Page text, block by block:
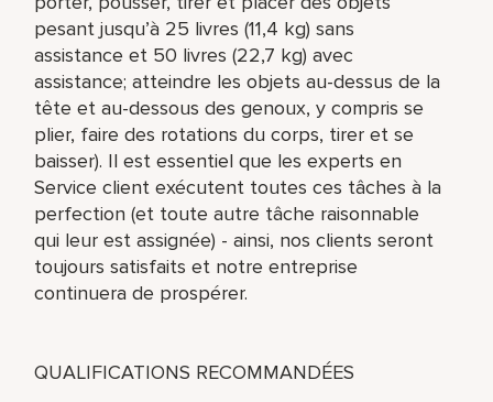
pesant jusqu’à 25 livres (11,4 kg) sans
assistance et 50 livres (22,7 kg) avec
assistance; atteindre les objets au-dessus de la
tête et au-dessous des genoux, y compris se
plier, faire des rotations du corps, tirer et se
baisser). Il est essentiel que les experts en
Service client exécutent toutes ces tâches à la
perfection (et toute autre tâche raisonnable
qui leur est assignée) - ainsi, nos clients seront
toujours satisfaits et notre entreprise
continuera de prospérer.
QUALIFICATIONS RECOMMANDÉES